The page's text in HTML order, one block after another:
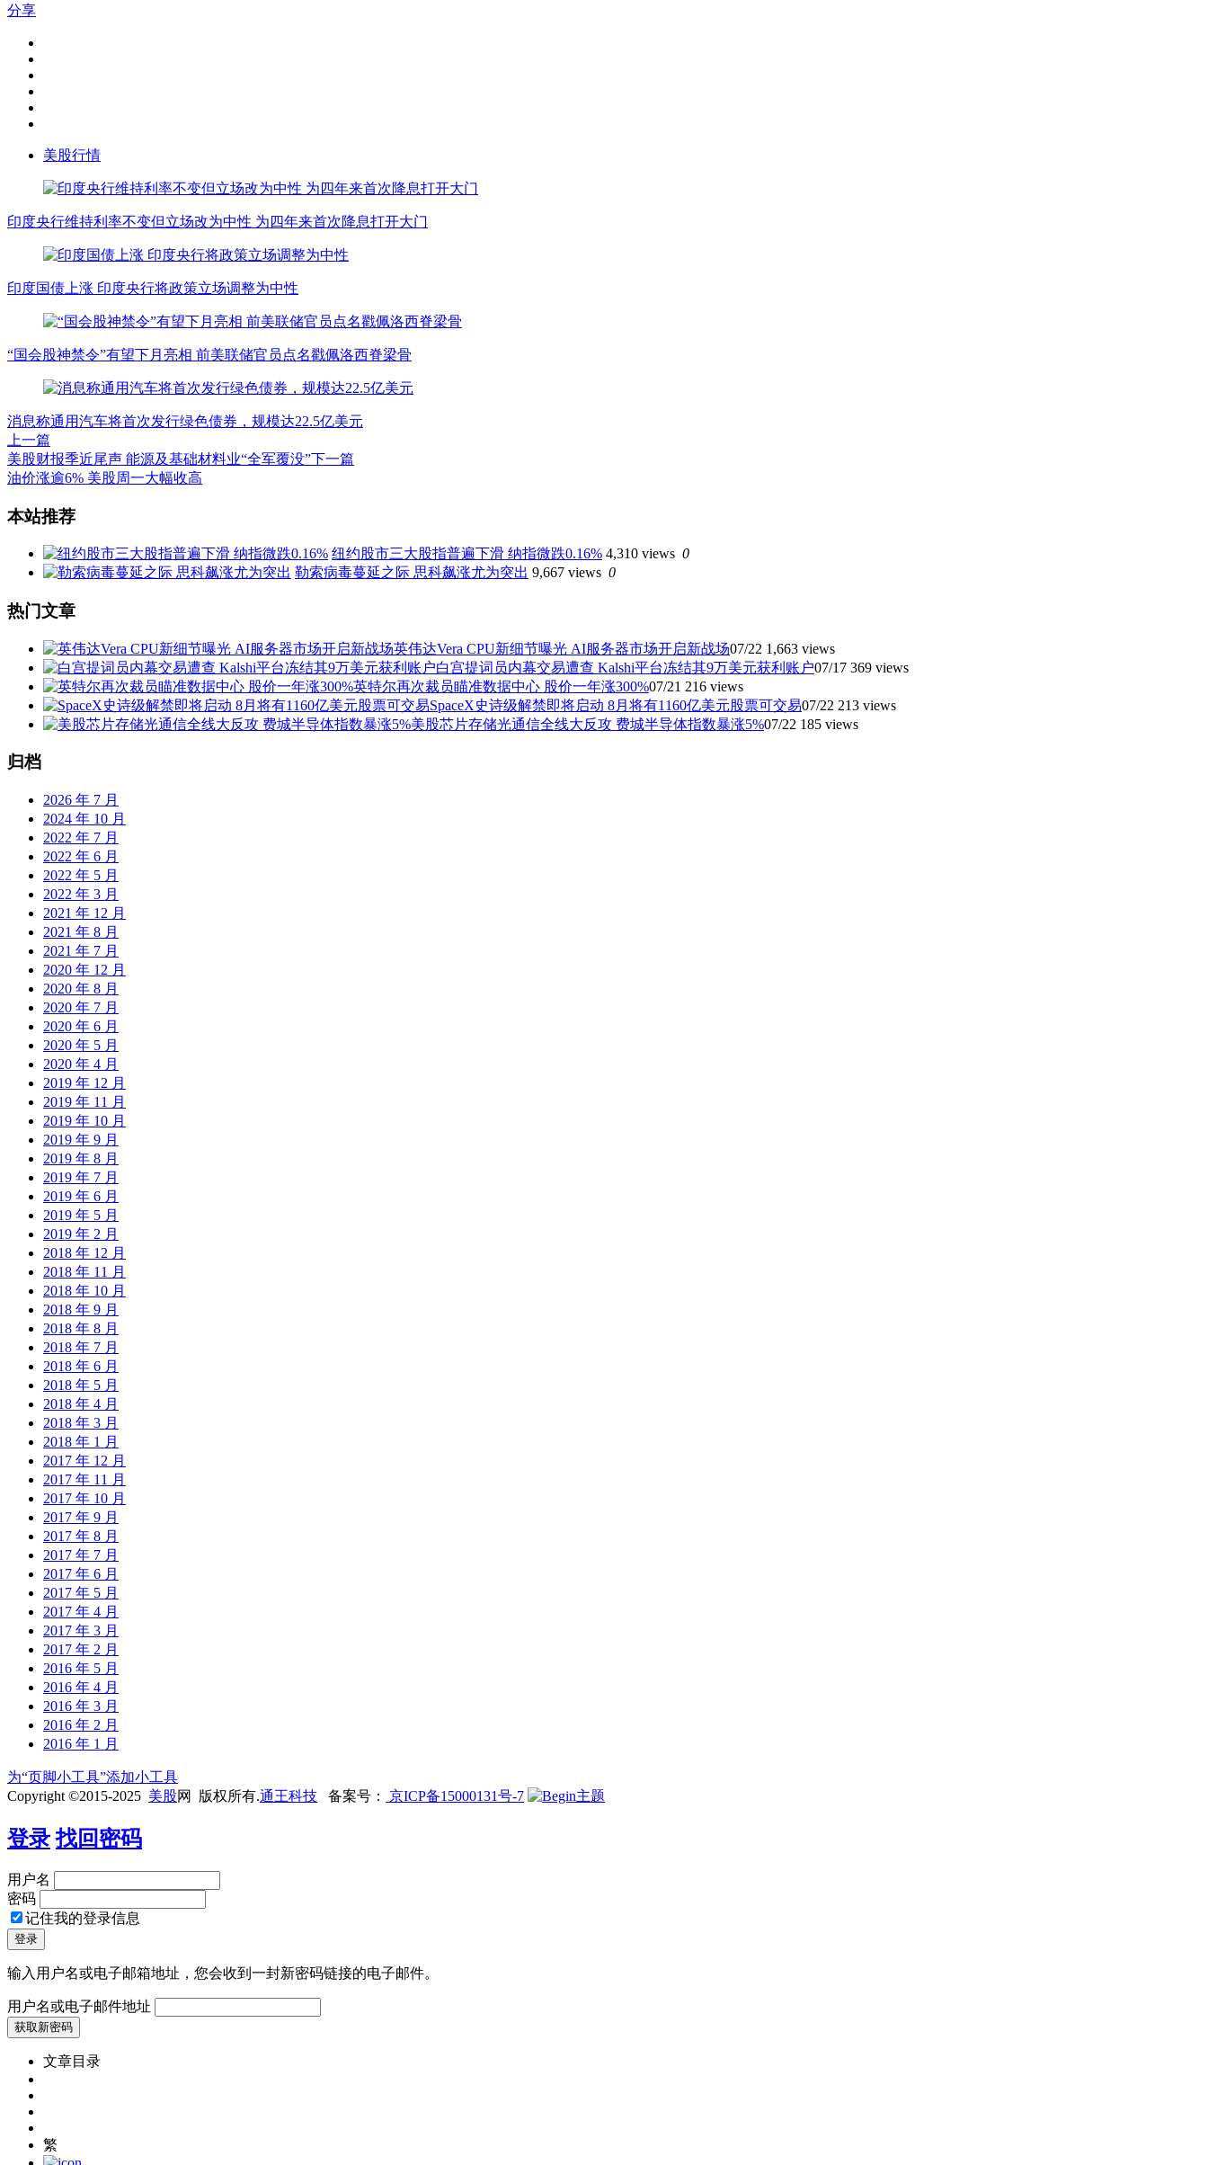
分享
美股行情
印度央行维持利率不变但立场改为中性 为四年来首次降息打开大门
印度国债上涨 印度央行将政策立场调整为中性
“国会股神禁令”有望下月亮相 前美联储官员点名戳佩洛西脊梁骨
消息称通用汽车将首次发行绿色债券，规模达22.5亿美元
上一篇
美股财报季近尾声 能源及基础材料业“全军覆没”下一篇
油价涨逾6% 美股周一大幅收高
文
章
本站推荐
纽约股市三大股指普遍下滑 纳指微跌0.16% 4,310 views 0
勒索病毒蔓延之际 思科飙涨尤为突出 9,667 views 0
热门文章
英伟达Vera CPU新细节曝光 AI服务器市场开启新战场07/22 1,663 views
白宫提词员内幕交易遭查 Kalshi平台冻结其9万美元获利账户07/17 369 views
英特尔再次裁员瞄准数据中心 股价一年涨300%07/21 216 views
SpaceX史诗级解禁即将启动 8月将有1160亿美元股票可交易07/22 213 views
美股芯片存储光通信全线大反攻 费城半导体指数暴涨5%07/22 185 views
归档
2026 年 7 月
2024 年 10 月
2022 年 7 月
2022 年 6 月
2022 年 5 月
2022 年 3 月
2021 年 12 月
2021 年 8 月
2021 年 7 月
2020 年 12 月
2020 年 8 月
2020 年 7 月
2020 年 6 月
2020 年 5 月
2020 年 4 月
2019 年 12 月
2019 年 11 月
2019 年 10 月
2019 年 9 月
2019 年 8 月
2019 年 7 月
2019 年 6 月
2019 年 5 月
2019 年 2 月
2018 年 12 月
2018 年 11 月
2018 年 10 月
2018 年 9 月
2018 年 8 月
2018 年 7 月
2018 年 6 月
2018 年 5 月
2018 年 4 月
2018 年 3 月
2018 年 1 月
2017 年 12 月
2017 年 11 月
2017 年 10 月
2017 年 9 月
2017 年 8 月
2017 年 7 月
2017 年 6 月
2017 年 5 月
2017 年 4 月
2017 年 3 月
2017 年 2 月
2016 年 5 月
2016 年 4 月
2016 年 3 月
2016 年 2 月
2016 年 1 月
为“页脚小工具”添加小工具
Copyright ©2015-2025 美股网 版权所有.通王科技 备案号： 京ICP备15000131号-7
登录 找回密码
用户名
密码
记住我的登录信息
输入用户名或电子邮箱地址，您会收到一封新密码链接的电子邮件。
用户名或电子邮件地址
文章目录
繁